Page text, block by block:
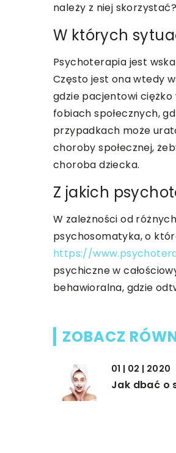
należy z niej skorzystać?
W których
Psychoterapia jest
Często jest ona wtedy
gdzie pacjentowi
fobiach społecznych,
przypadkach może
choroby społecznej,
choroba dziecka.
Z jakich
W zależności od
psychosomatyka, o
https://
psychiczne w
behawioralna, gdzie
ZOBACZ
01 | 02 | 2020
Jak dbać o